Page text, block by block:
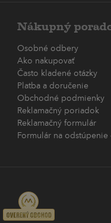
Nákupný
Osobné odbery
Ako nakupovať
Často kladené otázky
Platba a doručenie
Obchodné podmienky
Reklamačný poriadok
Reklamačný formulár
Formulár na odstúpenie